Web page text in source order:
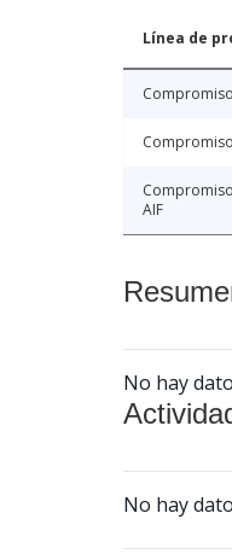
Línea de
AIF
No hay
No hay